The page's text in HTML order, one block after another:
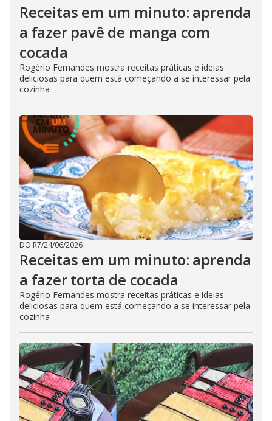
Receitas em um minuto: aprenda
a fazer pavê de manga com
cocada
Rogério Fernandes mostra receitas práticas e ideias
deliciosas para quem está começando a se interessar pela
cozinha
DO R7/24/06/2026
Receitas em um minuto: aprenda
a fazer torta de cocada
Rogério Fernandes mostra receitas práticas e ideias
deliciosas para quem está começando a se interessar pela
cozinha